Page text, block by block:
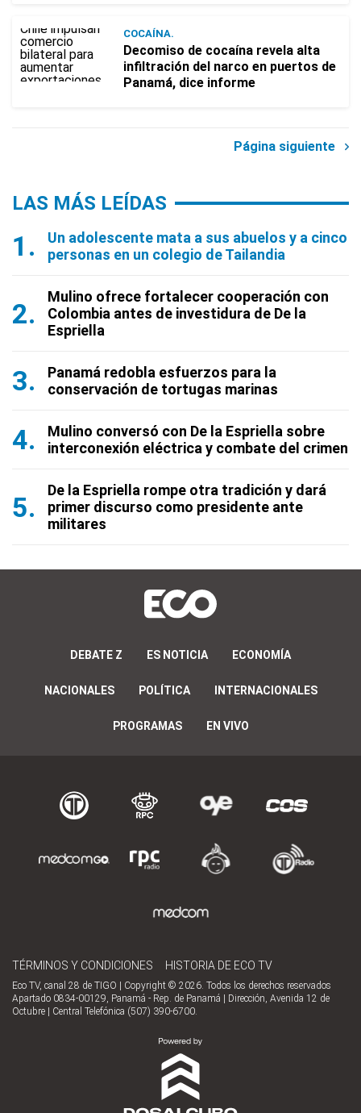
COCAÍNA.
Decomiso de cocaína revela alta
infiltración del narco en puertos de
Panamá, dice informe
Página siguiente
LAS MÁS LEÍDAS
Un adolescente mata a sus abuelos y a cinco
personas en un colegio de Tailandia
Mulino ofrece fortalecer cooperación con
Colombia antes de investidura de De la
Espriella
Panamá redobla esfuerzos para la
conservación de tortugas marinas
Mulino conversó con De la Espriella sobre
interconexión eléctrica y combate del crimen
De la Espriella rompe otra tradición y dará
primer discurso como presidente ante
militares
DEBATE Z ES NOTICIA ECONOMÍA
NACIONALES POLÍTICA INTERNACIONALES
PROGRAMAS EN VIVO
TÉRMINOS Y CONDICIONES HISTORIA DE ECO TV
Eco TV, canal 28 de TIGO | Copyright © 2026. Todos los derechos reservados
Apartado 0834-00129, Panamá - Rep. de Panamá | Dirección, Avenida 12 de
Octubre | Central Telefónica (507) 390-6700.